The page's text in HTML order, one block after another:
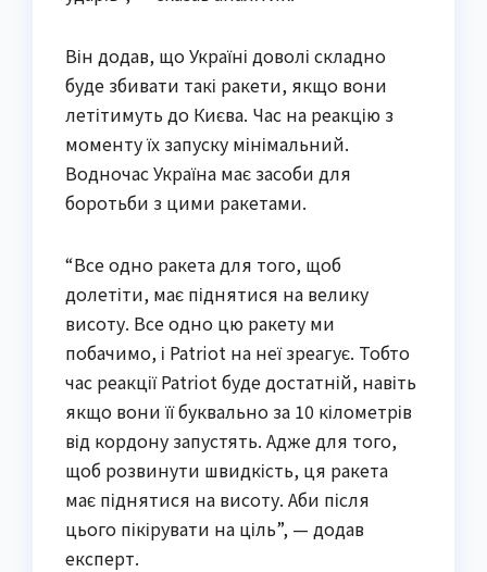
Він додав, що Україні доволі складно
буде збивати такі ракети, якщо вони
летітимуть до Києва. Час на реакцію з
моменту їх запуску мінімальний.
Водночас Україна має засоби для
боротьби з цими ракетами.
“Все одно ракета для того, щоб
долетіти, має піднятися на велику
висоту. Все одно цю ракету ми
побачимо, і Patriot на неї зреагує. Тобто
час реакції Patriot буде достатній, навіть
якщо вони її буквально за 10 кілометрів
від кордону запустять. Адже для того,
щоб розвинути швидкість, ця ракета
має піднятися на висоту. Аби після
цього пікірувати на ціль”, — додав
експерт.